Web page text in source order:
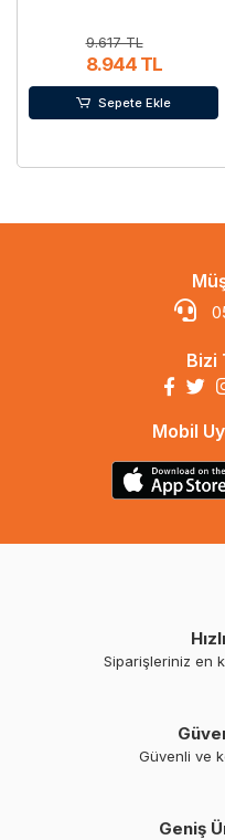
9.617 TL
8.944 TL
Sepete Ekle
Bizi
Mobil
Siparişleriniz en
Güvenli ve
Geniş